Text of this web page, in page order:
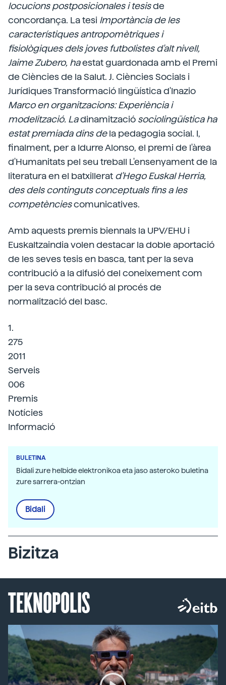
locucions postposicionales i tesisde
concordança. La tesi Importància de les
característiques antropomètriques i
fisiològiques dels joves futbolistes d'alt nivell,
Jaime Zubero, haestat guardonada amb el Premi
de Ciències de la Salut. J. Ciències Socials i
Jurídiques Transformació lingüística d'Inazio
Marco en organitzacions: Experiència i
modelització. Ladinamització sociolingüística ha
estat premiada dins dela pedagogia social. I,
finalment, per a Idurre Alonso, el premi de l'àrea
d'Humanitats pel seu treball L'ensenyament de la
literatura en el batxillerat d'Hego Euskal Herria,
des dels continguts conceptuals fins a les
competènciescomunicatives.
Amb aquests premis biennals la UPV/EHU i
Euskaltzaindia volen destacar la doble aportació
de les seves tesis en basca, tant per la seva
contribució a la difusió del coneixement com
per la seva contribució al procés de
normalització del basc.
1.
275
2011
Serveis
006
Premis
Notícies
Informació
BULETINA
Bidali zure helbide elektronikoa eta jaso asteroko buletina
zure sarrera-ontzian
Bidali
Bizitza
TEKNOPOLIS